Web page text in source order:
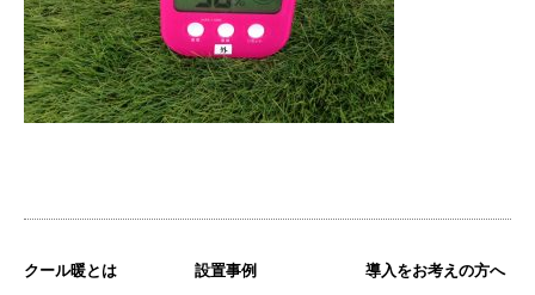
クール暖とは 設置事例 導入をお考えの方へ